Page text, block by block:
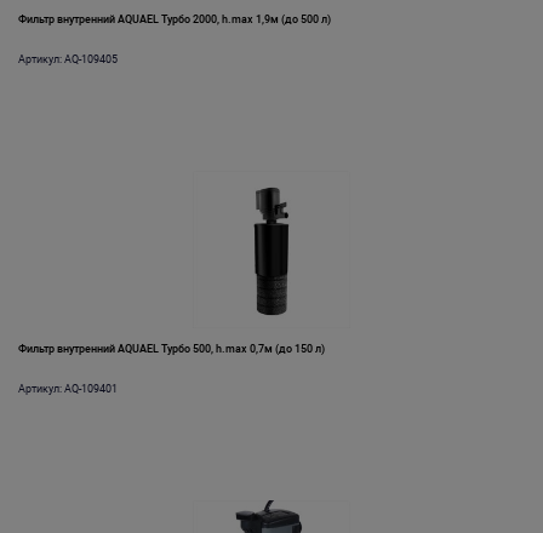
Фильтр внутренний AQUAEL Турбо 2000, h.max 1,9м (до 500 л)
Артикул: AQ-109405
Фильтр внутренний AQUAEL Турбо 500, h.max 0,7м (до 150 л)
Артикул: AQ-109401